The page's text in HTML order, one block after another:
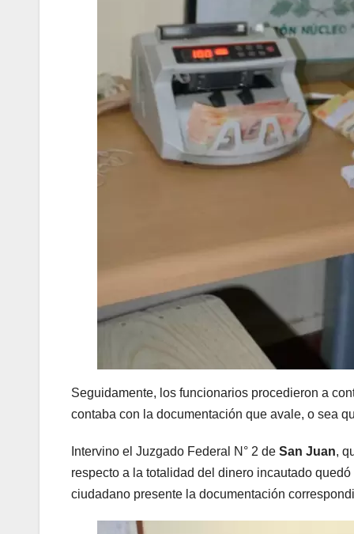
Seguidamente, los funcionarios procedieron a
contaba con la documentación que avale, o sea
Intervino el Juzgado Federal N° 2 de San Juan,
respecto a la totalidad del dinero incautado
ciudadano presente la documentación